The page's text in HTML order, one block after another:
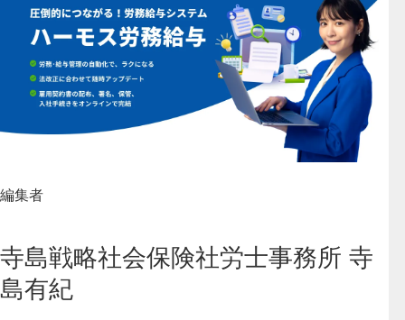
編集者
寺島戦略社会保険社労士事務所 寺
島有紀